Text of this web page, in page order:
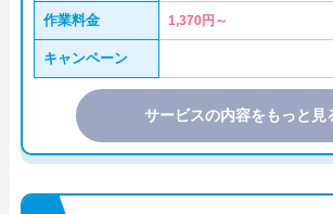
作業料金 1,370円～
キャンペーン
サービスの内容をもっと見